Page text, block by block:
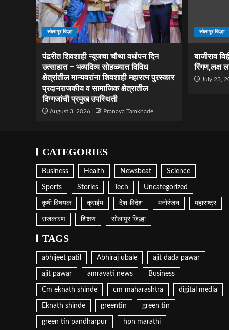
सोलापूर जिल्हा
पंढरीत शिवशाही न्यूजचा चौथा वर्धापन दिन
उत्साहात – भव्यदिव्य सोहळ्यात विविध
क्षेत्रांतील मान्यवरांना शिवशाही महारत्न पुरस्कार
प्रदानराजकीय व सामाजिक क्षेत्रातील
दिग्गजांची प्रमुख उपस्थिती
August 3, 2026 Pranaya Tamkhade
सोलापूर जिल्हा
बाजीराव
रिंगण,लक्ष
July 23,
CATEGORIES
Business Health Newsbeat Science
Sports Stories Tech Uncategorized
कृषी विषयक क्राईम देश-विदेश मनोरंजन महाराष्ट्र
राजकारण शिक्षण सोलापूर जिल्हा
TAGS
abhijeet patil Abhiraj ubale ajit dada pawar
ajit pawar amravati news Business
Cm eknath shinde cm maharashtra digital media
Eknath shinde greentin green tin
green tin pandharpur hpn marathi